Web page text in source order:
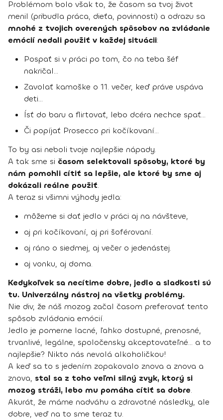
Problémom bolo však to, že časom sa tvoj život
menil (pribudla práca, dieťa, povinnosti) a odrazu sa
mnohé z tvojich overených spôsobov na zvládanie
emócií nedali použiť v každej situácii:
Pospať si v práci po tom, čo na teba šéf
nakričal…
Zavolať kamoške o 11. večer, keď práve uspáva
deti…
Ísť do baru a flirtovať, lebo dcéra nechce spať…
Či popíjať Prosecco pri kočíkovaní…
To by asi neboli tvoje najlepšie nápady.
A tak sme si časom selektovali spôsoby, ktoré by
nám pomohli cítiť sa lepšie, ale ktoré by sme aj
dokázali reálne použiť.
A teraz si všimni výhody jedla:
môžeme si dať jedlo v práci aj na návšteve,
aj pri kočíkovaní, aj pri šoférovaní.
aj ráno o siedmej, aj večer o jedenástej.
aj vonku, aj doma.
Kedykoľvek sa necítime dobre, jedlo a sladkosti sú
tu. Univerzálny nástroj na všetky problémy.
Nie div, že náš mozog začal časom preferovať tento
spôsob zvládania emócií.
Jedlo je pomerne lacné, ľahko dostupné, prenosné,
trvanlivé, legálne, spoločensky akceptovateľné… a to
najlepšie? Nikto nás nevolá alkoholičkou!
A keď sa to s jedením zopakovalo znova a znova a
znova, stal sa z toho veľmi silný zvyk, ktorý si
mozog stráži, lebo mu pomáha cítiť sa dobre.
Akurát, že máme nadváhu a zdravotné následky, ale
dobre, veď na to sme teraz tu.